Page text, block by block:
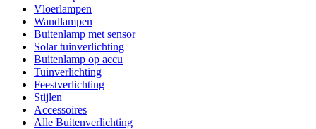
Vloerlampen
Wandlampen
Buitenlamp met sensor
Solar tuinverlichting
Buitenlamp op accu
Tuinverlichting
Feestverlichting
Stijlen
Accessoires
Alle Buitenverlichting